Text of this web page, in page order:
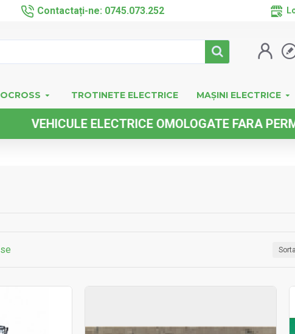
Contactați-ne: 0745.073.252
TROTINETE ELECTRICE MAȘINI ELECTRICE
OMOLOGATE FARA PERMIS DE CONDUCERE